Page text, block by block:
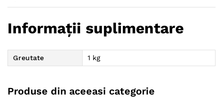
Informații suplimentare
Greutate 1 kg
Produse din aceeasi categorie